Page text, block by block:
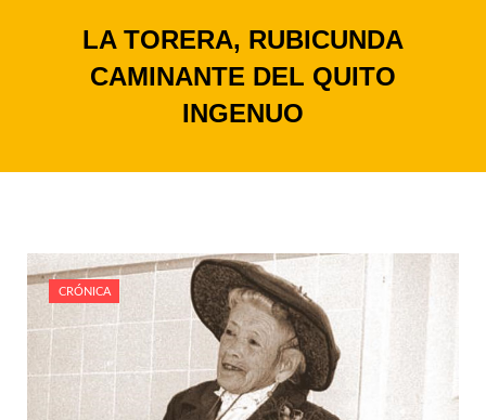
LA TORERA, RUBICUNDA
CAMINANTE DEL QUITO
INGENUO
CRÓNICA